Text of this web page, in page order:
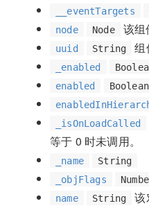
__eventTargets
node Node 该组
uuid String 组
_enabled
enabled
Boolean
_isOnLoadCalled
等于 0 时未调用。
_name
String
_objFlags
name
String
该